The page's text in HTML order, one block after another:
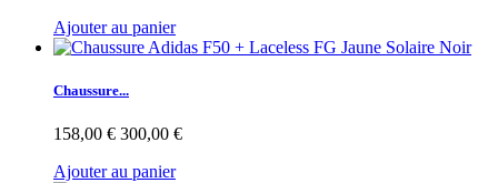
Ajouter au panier
Chaussure...
158,00 € 300,00 €
Ajouter au panier